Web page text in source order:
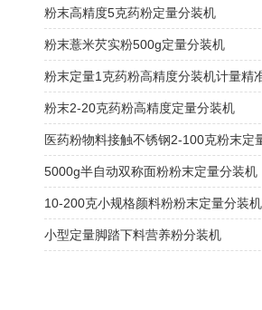
粉末高精度5克药粉定量分装机
粉末薏米芡实粉500g定量分装机
粉末定量1克药粉高精度分装机计量精
粉末2-20克药粉高精度定量分装机
5000g半自动双称面粉粉末定量分装机
10-200克小规格颜料粉粉末定量分装机
小型定量脚踏下料营养粉分装机